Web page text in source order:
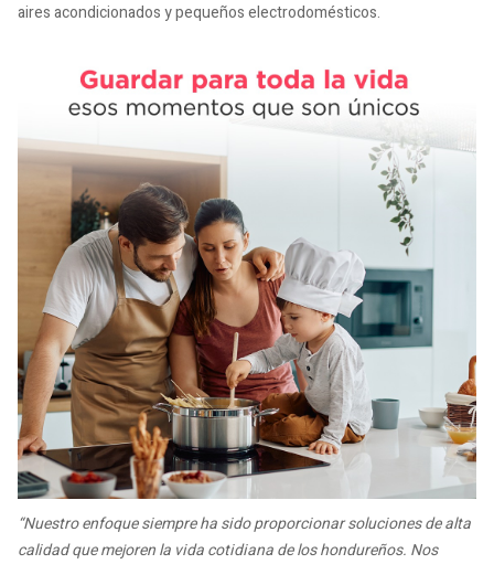
aires acondicionados y pequeños electrodomésticos.
“Nuestro enfoque siempre ha sido proporcionar soluciones de alta
calidad que mejoren la vida cotidiana de los hondureños. Nos